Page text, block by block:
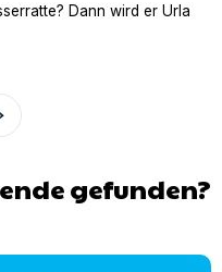
Dann wird er
gefunden?